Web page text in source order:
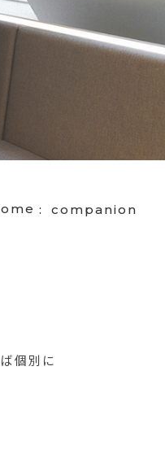
companion
個別に